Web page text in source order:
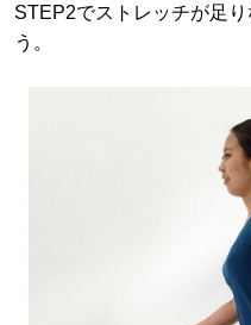
STEP2でストレッチが足
う。